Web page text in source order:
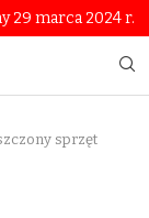
29 marca 2024 r.
sprzęt